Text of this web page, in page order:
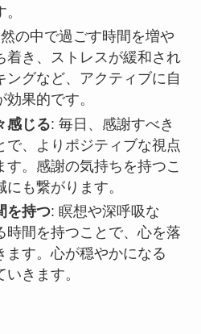
の中で過ごす時間を増や
着き、ストレスが緩和され
ングなど、アクティブに自
果的です。
感じる: 毎日、感謝すべき
で、よりポジティブな視点
す。感謝の気持ちを持つこ
も繋がります。
を持つ: 瞑想や深呼吸な
時間を持つことで、心を落
ます。心が穏やかになる
きます。